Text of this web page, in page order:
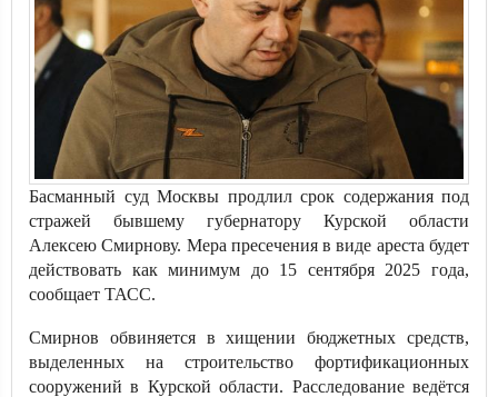
Басманный суд Москвы продлил срок содержания под
стражей бывшему губернатору Курской области
Алексею Смирнову. Мера пресечения в виде ареста будет
действовать как минимум до 15 сентября 2025 года,
сообщает ТАСС.
Смирнов обвиняется в хищении бюджетных средств,
выделенных на строительство фортификационных
сооружений в Курской области. Расследование ведётся